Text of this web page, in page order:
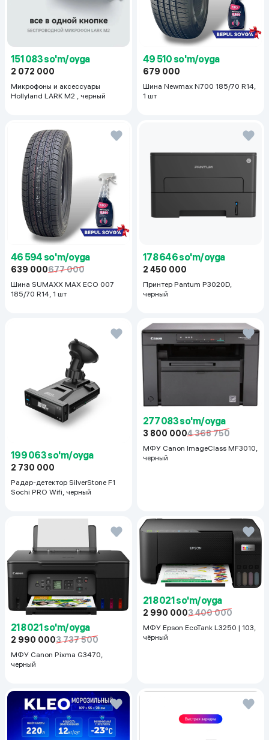
151 083 so'm/oyga
2 072 000
Микрофоны и аксессуары
Hollyland LARK M2 , черный
49 510 so'm/oyga
679 000
Шина Newmax N700 185/70 R14,
1 шт
46 594 so'm/oyga
639 000677 000
Шина SUMAXX MAX ECO 007
185/70 R14, 1 шт
178 646 so'm/oyga
2 450 000
Принтер Pantum P3020D,
черный
199 063 so'm/oyga
2 730 000
Радар-детектор SilverStone F1
Sochi PRO Wifi, черный
277 083 so'm/oyga
3 800 0004 368 750
МФУ Canon ImageClass MF3010,
черный
218 021 so'm/oyga
2 990 0003 737 500
МФУ Canon Pixma G3470,
черный
218 021 so'm/oyga
2 990 0003 400 000
МФУ Epson EcoTank L3250 | 103,
чёрный